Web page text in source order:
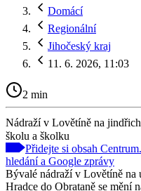
Domácí
Regionální
Jihočeský kraj
11. 6. 2026, 11:03
2 min
Nádraží v Lovětíně na
školu a školku
Přidejte si obsah
hledání a Google zprávy
Bývalé nádraží v Lovětíně na
Hradce do Obrataně se mění